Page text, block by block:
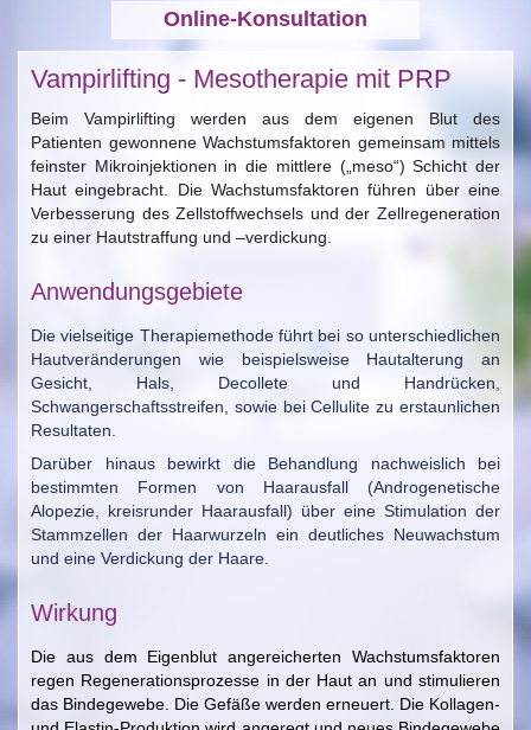
Online-Konsultation
Vampirlifting - Mesotherapie mit PRP
Beim Vampirlifting werden aus dem eigenen Blut des
Patienten gewonnene Wachstumsfaktoren gemeinsam mittels
feinster Mikroinjektionen in die mittlere („meso“) Schicht der
Haut eingebracht. Die Wachstumsfaktoren führen über eine
Verbesserung des Zellstoffwechsels und derZellregeneration
zu einer Hautstraffung und –verdickung.
Anwendungsgebiete
Die vielseitige Therapiemethode führt bei so unterschiedlichen
Hautveränderungen wie beispielsweise Hautalterung an
Gesicht, Hals, Decollete und Handrücken,
Schwangerschaftsstreifen, sowie bei Cellulite zu erstaunlichen
Resultaten.
Darüber hinaus bewirkt die Behandlung nachweislich bei
bestimmten Formen von Haarausfall (Androgenetische
Alopezie, kreisrunder Haarausfall) über eine Stimulation der
Stammzellen der Haarwurzeln ein deutliches Neuwachstum
und eine Verdickung der Haare.
Wirkung
Die aus dem Eigenblut angereicherten Wachstumsfaktoren
regen Regenerationsprozesse in der Haut an und stimulieren
das Bindegewebe. Die Gefäße werden erneuert. Die Kollagen-